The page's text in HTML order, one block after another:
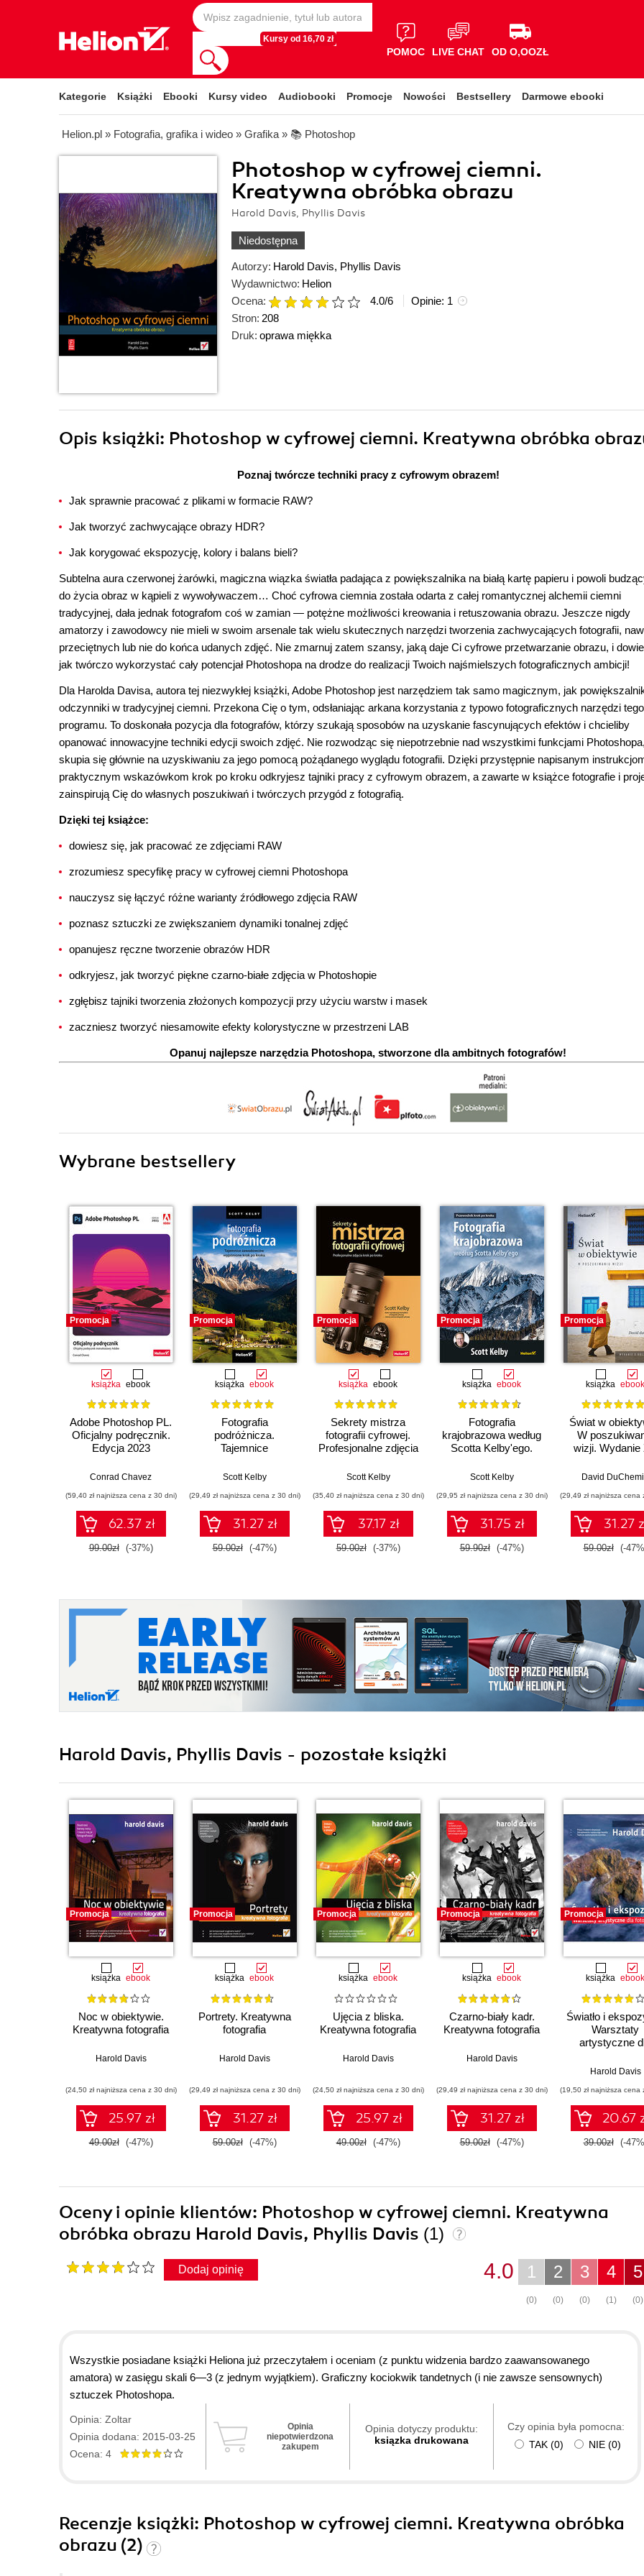
Kursy od 16,70 zł
POMOC LIVE CHAT OD O,OOZŁ
Kategorie Książki Ebooki Kursy video Audiobooki Promocje Nowości Bestsellery Darmowe ebooki
Helion.pl » Fotografia, grafika i wideo » Grafika » 📚 Photoshop
Photoshop w cyfrowej ciemni.
Kreatywna obróbka obrazu
Harold Davis, Phyllis Davis
Niedostępna
Autorzy: Harold Davis, Phyllis Davis
Wydawnictwo: Helion
Ocena:
4.0/6 Opinie: 1
Stron: 208
Druk: oprawa miękka
Opis książki: Photoshop w cyfrowej ciemni. Kreatywna obróbka
Poznaj twórcze techniki pracy z cyfrowym obrazem!
Jak sprawnie pracować z plikami w formacie RAW?
Jak tworzyć zachwycające obrazy HDR?
Jak korygować ekspozycję, kolory i balans bieli?
Subtelna aura czerwonej żarówki, magiczna wiązka światła padająca z powiększalnika na białą kartę papieru i powoli
do życia obraz w kąpieli z wywoływaczem… Choć cyfrowa ciemnia została odarta z całej romantycznej alchemii ciemni
tradycyjnej, dała jednak fotografom coś w zamian — potężne możliwości kreowania i retuszowania obrazu. Jeszcze nigdy
amatorzy i zawodowcy nie mieli w swoim arsenale tak wielu skutecznych narzędzi tworzenia zachwycających fotografii,
przeciętnych lub nie do końca udanych zdjęć. Nie zmarnuj zatem szansy, jaką daje Ci cyfrowe przetwarzanie obrazu, i
jak twórczo wykorzystać cały potencjał Photoshopa na drodze do realizacji Twoich najśmielszych fotograficznych ambicji!
Dla Harolda Davisa, autora tej niezwykłej książki, Adobe Photoshop jest narzędziem tak samo magicznym, jak
odczynniki w tradycyjnej ciemni. Przekona Cię o tym, odsłaniając arkana korzystania z typowo fotograficznych narzędzi tego
programu. To doskonała pozycja dla fotografów, którzy szukają sposobów na uzyskanie fascynujących efektów i chcieliby
opanować innowacyjne techniki edycji swoich zdjęć. Nie rozwodząc się niepotrzebnie nad wszystkimi funkcjami
skupia się głównie na uzyskiwaniu za jego pomocą pożądanego wyglądu fotografii. Dzięki przystępnie napisanym
praktycznym wskazówkom krok po kroku odkryjesz tajniki pracy z cyfrowym obrazem, a zawarte w książce fotografie i
zainspirują Cię do własnych poszukiwań i twórczych przygód z fotografią.
Dzięki tej książce:
dowiesz się, jak pracować ze zdjęciami RAW
zrozumiesz specyfikę pracy w cyfrowej ciemni Photoshopa
nauczysz się łączyć różne warianty źródłowego zdjęcia RAW
poznasz sztuczki ze zwiększaniem dynamiki tonalnej zdjęć
opanujesz ręczne tworzenie obrazów HDR
odkryjesz, jak tworzyć piękne czarno-białe zdjęcia w Photoshopie
zgłębisz tajniki tworzenia złożonych kompozycji przy użyciu warstw i masek
zaczniesz tworzyć niesamowite efekty kolorystyczne w przestrzeni LAB
Opanuj najlepsze narzędzia Photoshopa, stworzone dla ambitnych fotografów!
Wybrane bestsellery
Promocja
książka ebook
Adobe Photoshop PL.
Oficjalny podręcznik.
Edycja 2023
Conrad Chavez
(59,40 zł najniższa cena z 30 dni)
62.37 zł
99.00zł (-37%)
Promocja
książka ebook
Fotografia
podróżnicza.
Tajemnice
wyjaśnione krok po
Scott Kelby
(29,49 zł najniższa cena z 30 dni)
31.27 zł
59.00zł (-47%)
Promocja
książka ebook
Sekrety mistrza
fotografii cyfrowej.
Profesjonalne zdjęcia
Scott Kelby
(35,40 zł najniższa cena z 30 dni)
37.17 zł
59.00zł (-37%)
Promocja
książka ebook
Fotografia
krajobrazowa według
Scotta Kelby'ego.
kroku
Scott Kelby
(29,95 zł najniższa cena z 30 dni)
31.75 zł
59.90zł (-47%)
Promocja
książka ebook
Świat w
W
wizji. Wydanie
David
(29,49 zł najniższa cena
31.27
59.00zł (-
Harold Davis, Phyllis Davis - pozostałe książki
Promocja
książka ebook
Noc w obiektywie.
Kreatywna fotografia
Harold Davis
(24,50 zł najniższa cena z 30 dni)
25.97 zł
49.00zł (-47%)
Promocja
książka ebook
Portrety. Kreatywna
fotografia
Harold Davis
(29,49 zł najniższa cena z 30 dni)
31.27 zł
59.00zł (-47%)
Promocja
książka ebook
Ujęcia z bliska.
Kreatywna fotografia
Harold Davis
(24,50 zł najniższa cena z 30 dni)
25.97 zł
49.00zł (-47%)
Promocja
książka ebook
Czarno-biały kadr.
Kreatywna fotografia
Harold Davis
(29,49 zł najniższa cena z 30 dni)
31.27 zł
59.00zł (-47%)
Promocja
książka ebook
Światło i
Warsztaty
artystyczne
Harold Davis
(19,50 zł najniższa cena
20.67
39.00zł (-
Oceny i opinie klientów: Photoshop w cyfrowej ciemni. Kreatywna
obróbka obrazu Harold Davis, Phyllis Davis (1)
Dodaj opinię 5
(0)
4
(1)
3
(0)
2
(0)
1
(0)
4.0
Wszystkie posiadane książki Heliona już przeczytałem i oceniam (z punktu widzenia bardzo zaawansowanego
amatora) w zasięgu skali 6—3 (z jednym wyjątkiem). Graficzny kociokwik tandetnych (i nie zawsze sensownych)
sztuczek Photoshopa.
Opinia: Zoltar
Opinia dodana: 2015-03-25
Ocena: 4
Opinia
niepotwierdzona
zakupem
Opinia dotyczy produktu:
ksiązka drukowana
Czy opinia była pomocna:
TAK (0) NIE (0)
Recenzje książki: Photoshop w cyfrowej ciemni. Kreatywna obróbka
obrazu (2)